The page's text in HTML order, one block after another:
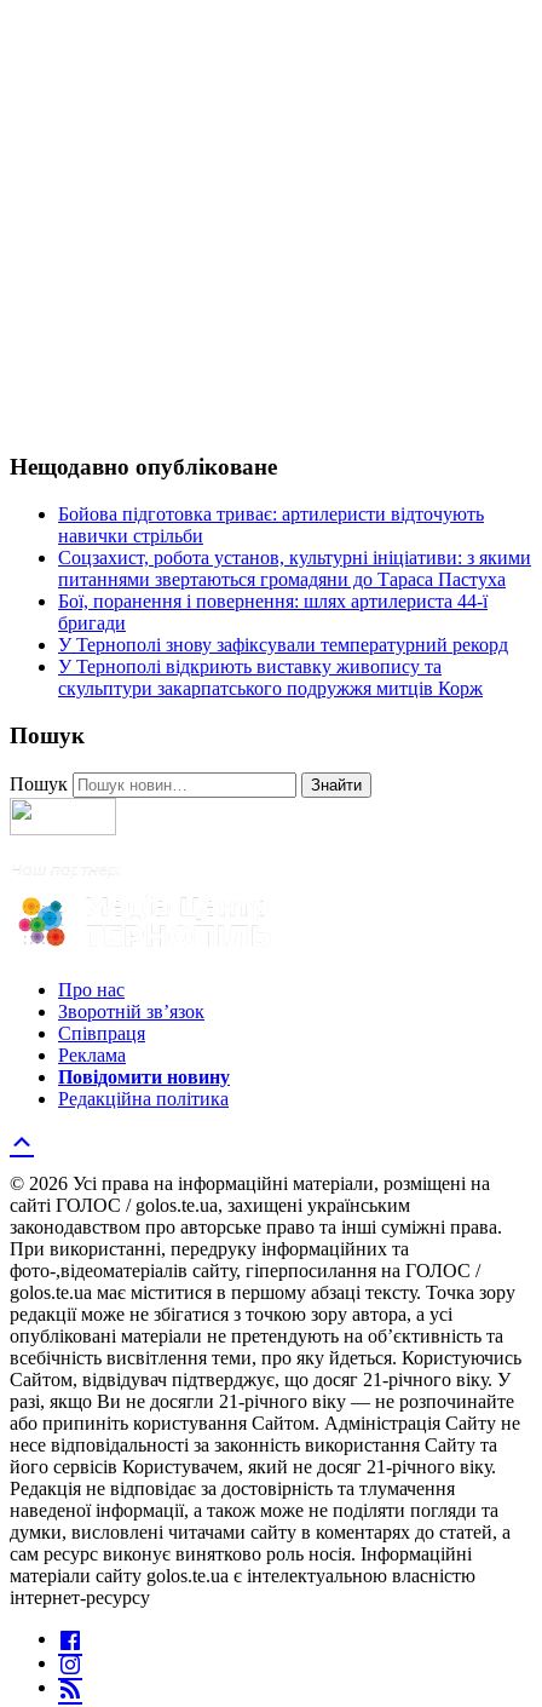
Нещодавно опубліковане
Бойова підготовка триває: артилеристи відточують
навички стрільби
Соцзахист, робота установ, культурні ініціативи: з якими
питаннями звертаються громадяни до Тараса Пастуха
Бої, поранення і повернення: шлях артилериста 44-ї
бригади
У Тернополі знову зафіксували температурний рекорд
У Тернополі відкриють виставку живопису та
скульптури закарпатського подружжя митців Корж
Пошук
Пошук Знайти
Про нас
Зворотній зв’язок
Співпраця
Реклама
Повідомити новину
Редакційна політика
© 2026 Усі права на інформаційні матеріали, розміщені на
сайті ГОЛОС / golos.te.ua, захищені українським
законодавством про авторське право та інші суміжні права.
При використанні, передруку інформаційних та
фото-,відеоматеріалів сайту, гіперпосилання на ГОЛОС /
golos.te.ua має міститися в першому абзаці тексту. Точка зору
редакції може не збігатися з точкою зору автора, а усі
опубліковані матеріали не претендують на об’єктивність та
всебічність висвітлення теми, про яку йдеться. Користуючись
Сайтом, відвідувач підтверджує, що досяг 21-річного віку. У
разі, якщо Ви не досягли 21-річного віку — не розпочинайте
або припиніть користування Сайтом. Адміністрація Сайту не
несе відповідальності за законність використання Сайту та
його сервісів Користувачем, який не досяг 21-річного віку.
Редакція не відповідає за достовірність та тлумачення
наведеної інформації, а також може не поділяти погляди та
думки, висловлені читачами сайту в коментарях до статей, а
сам ресурс виконує винятково роль носія. Інформаційні
матеріали сайту golos.te.ua є інтелектуальною власністю
інтернет-ресурсу